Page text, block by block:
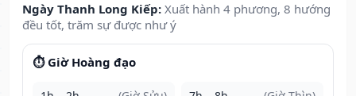
Ngày Thanh Long Kiếp: Xuất hành 4 phương, 8 hướng
đều tốt, trăm sự được như ý
⏱️ Giờ Hoàng đạo